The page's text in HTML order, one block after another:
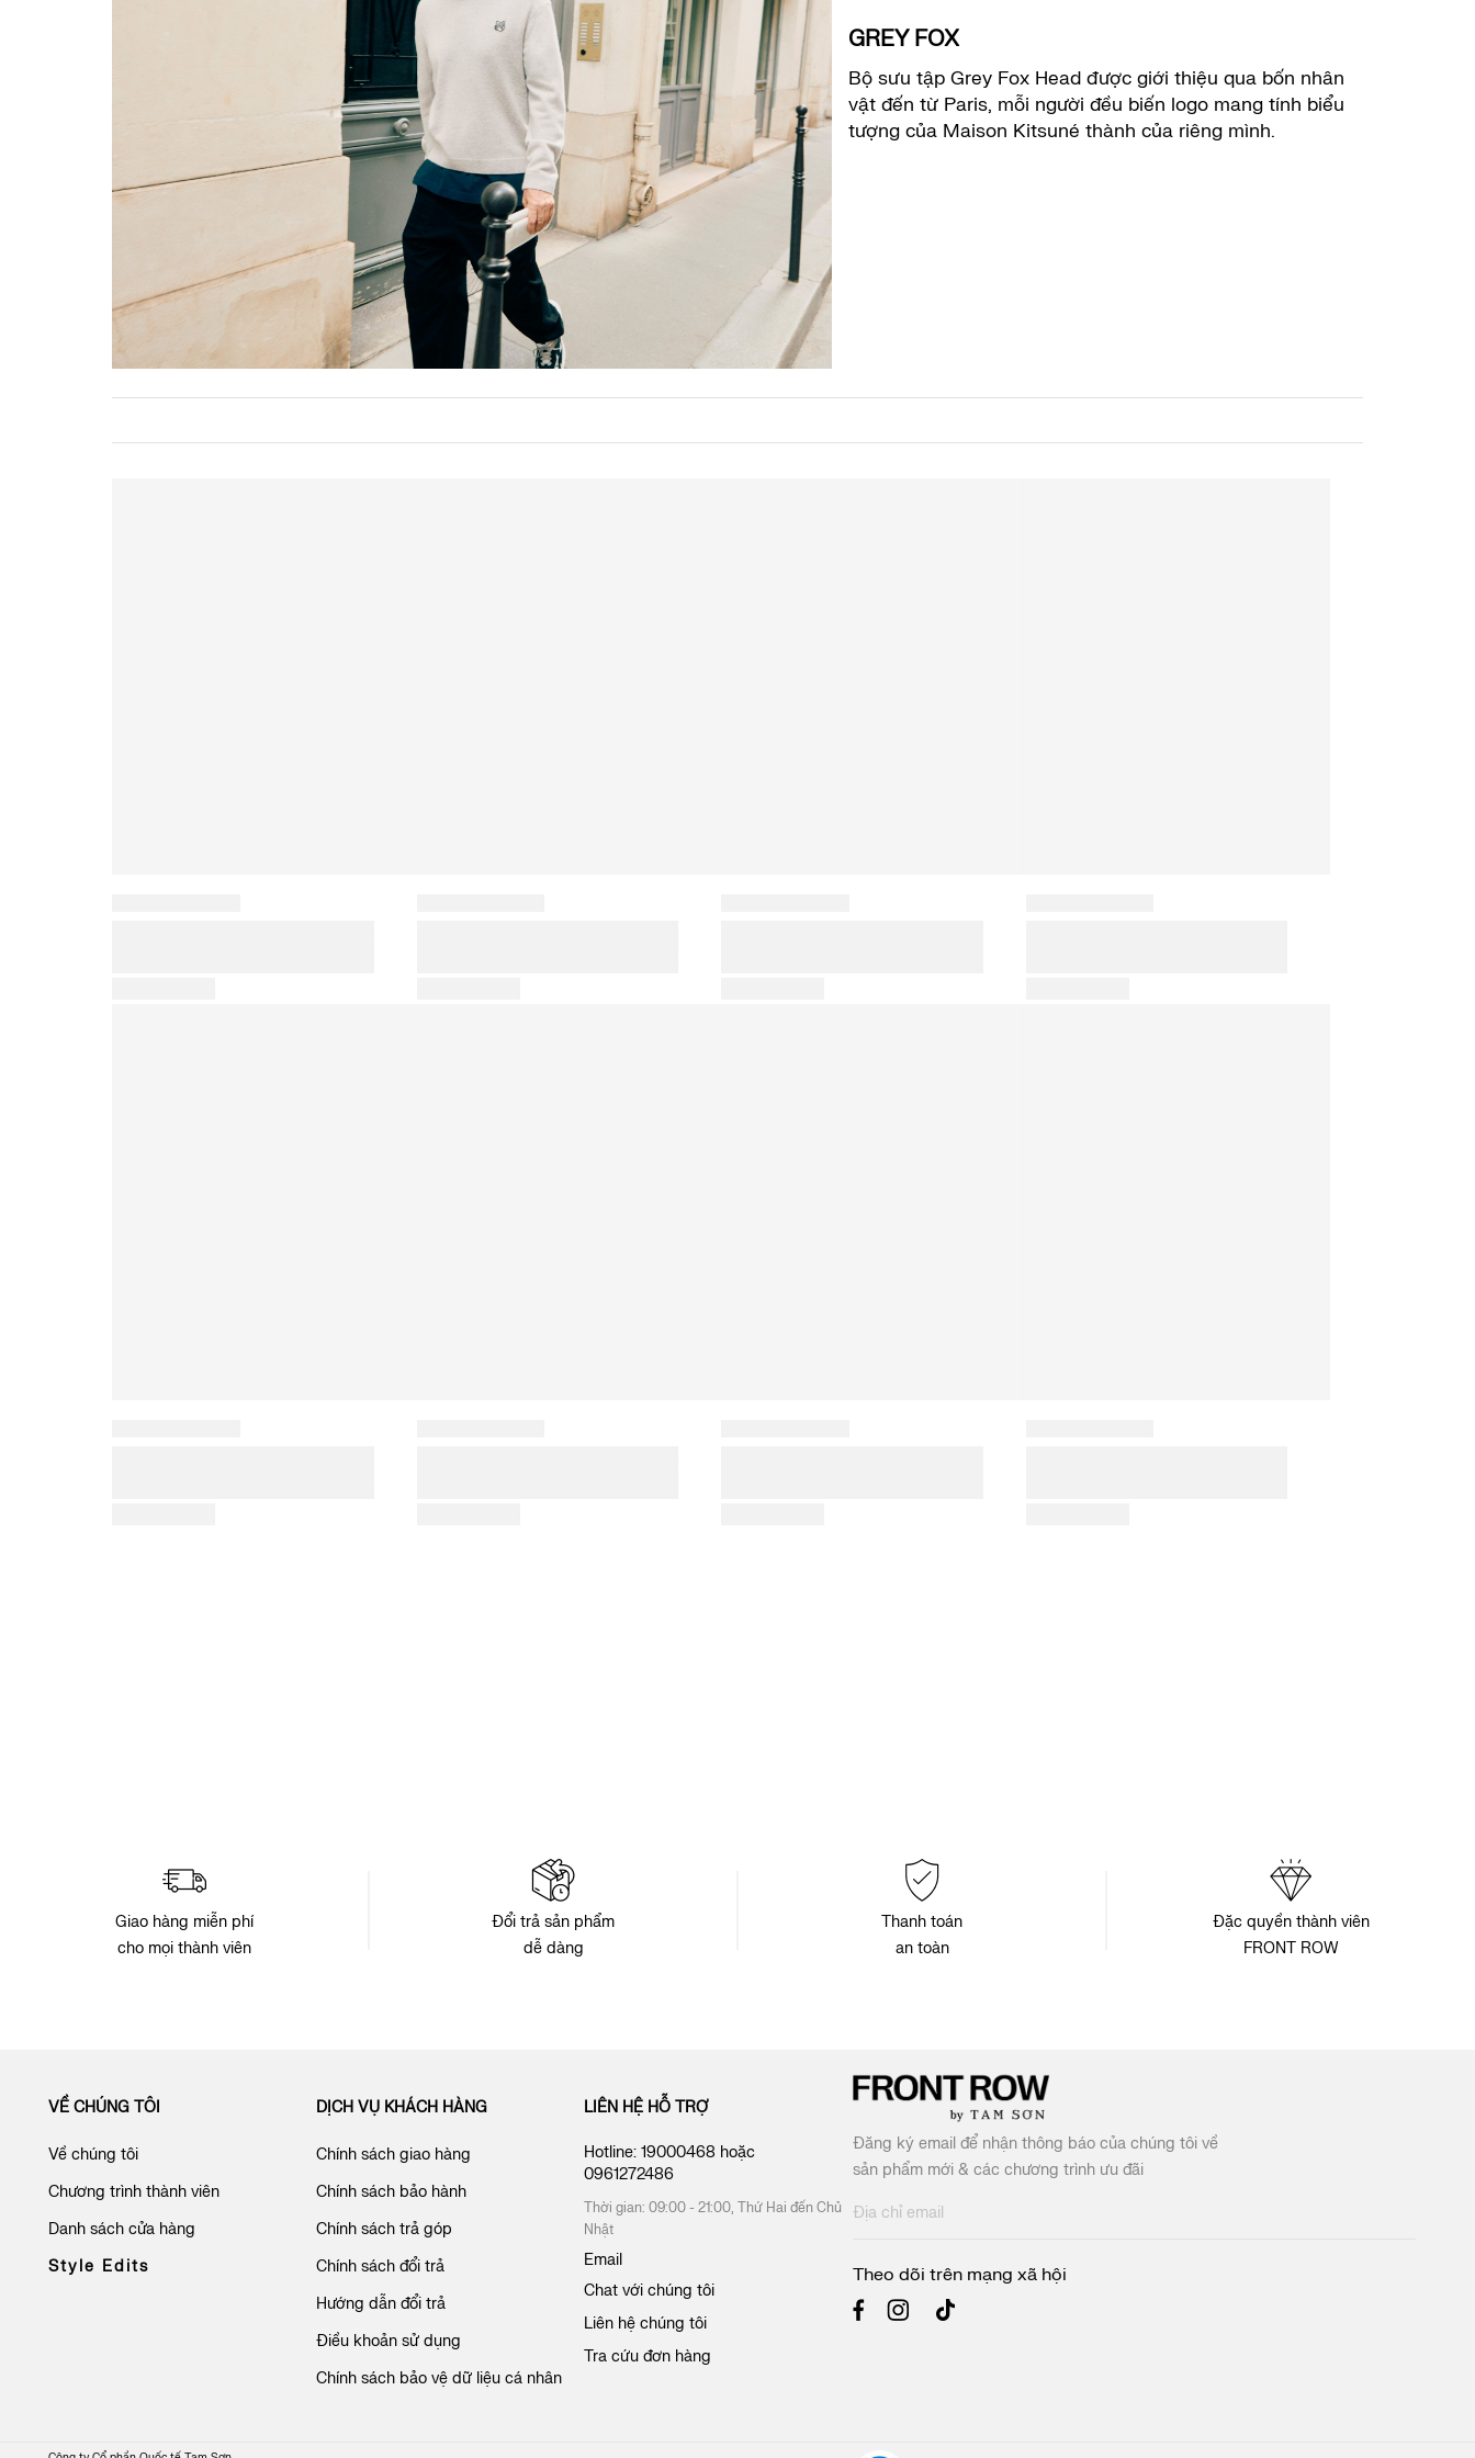
GREY FOX
Bộ sưu tập Grey Fox Head được giới thiệu qua bốn nhân
vật đến từ Paris, mỗi người đều biến logo mang tính biểu
tượng của Maison Kitsuné thành của riêng mình.
Giao hàng miễn phí
cho mọi thành viên
Đổi trả sản phẩm
dễ dàng
Thanh toán
an toàn
Đặc quyền thành viên
FRONT ROW
VỀ CHÚNG TÔI
Về chúng tôi
Chương trình thành viên
Danh sách cửa hàng
Style Edits
DỊCH VỤ KHÁCH HÀNG
Chính sách giao hàng
Chính sách bảo hành
Chính sách trả góp
Chính sách đổi trả
Hướng dẫn đổi trả
Điều khoản sử dụng
Chính sách bảo vệ dữ liệu cá nhân
LIÊN HỆ HỖ TRỢ
Hotline:19000468 hoặc
0961272486
Thời gian: 09:00 - 21:00, Thứ Hai đến Chủ
Nhật
Email
Chat với chúng tôi
Liên hệ chúng tôi
Tra cứu đơn hàng
Đăng ký email để nhận thông báo của chúng tôi về
sản phẩm mới & các chương trình ưu đãi
Đ
g
k
ý
Theo dõi trên mạng xã hội